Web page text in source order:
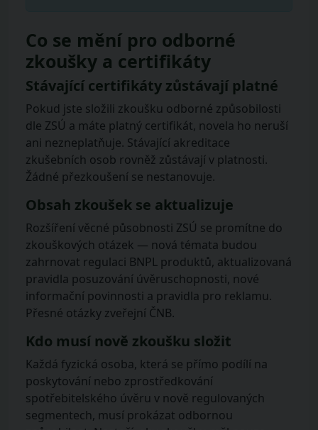
Co se mění pro odborné
zkoušky a certifikáty
Stávající certifikáty zůstávají platné
Pokud jste složili zkoušku odborné způsobilosti
dle ZSÚ a máte platný certifikát, novela ho neruší
ani nezneplatňuje. Stávající akreditace
zkušebních osob rovněž zůstávají v platnosti.
Žádné přezkoušení se nestanovuje.
Obsah zkoušek se aktualizuje
Rozšíření věcné působnosti ZSÚ se promítne do
zkouškových otázek — nová témata budou
zahrnovat regulaci BNPL produktů, aktualizovaná
pravidla posuzování úvěruschopnosti, nové
informační povinnosti a pravidla pro reklamu.
Přesné otázky zveřejní ČNB.
Kdo musí nově zkoušku složit
Každá fyzická osoba, která se přímo podílí na
poskytování nebo zprostředkování
spotřebitelského úvěru v nově regulovaných
segmentech, musí prokázat odbornou